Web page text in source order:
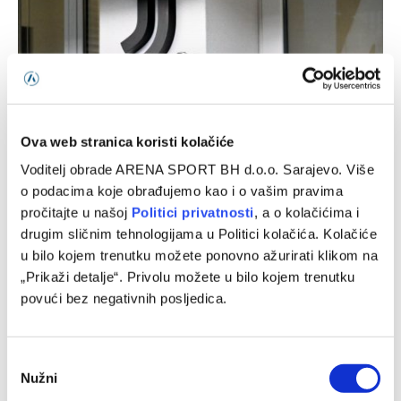
Ova web stranica koristi kolačiće
Voditelj obrade ARENA SPORT BH d.o.o. Sarajevo. Više
o podacima koje obrađujemo kao i o vašim pravima
pročitajte u našoj Politici privatnosti, a o kolačićima i
drugim sličnim tehnologijama u Politici kolačića. Kolačiće
u bilo kojem trenutku možete ponovno ažurirati klikom na
„Prikaži detalje“. Privolu možete u bilo kojem trenutku
povući bez negativnih posljedica.
Selection
Nužni
Inter – Juventus, prijateljska utakmica
05/08/2026